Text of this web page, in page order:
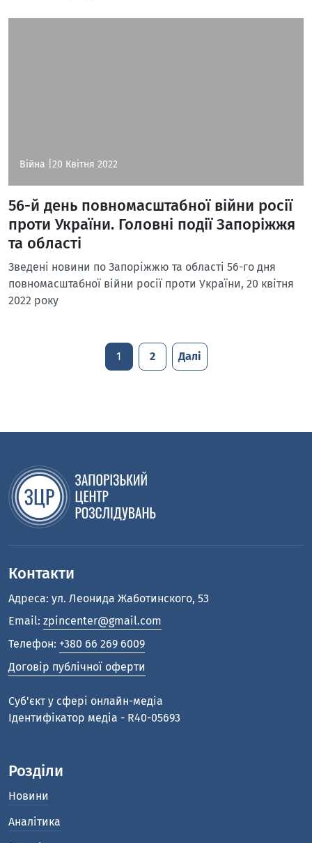
Війна | 20 Квітня 2022
56-й день повномасштабної війни росії
проти України. Головні події Запоріжжя
та області
Зведені новини по Запоріжжю та області 56-го дня
повномасштабної війни росії проти України, 20 квітня
2022 року
1 2 Далі
Контакти
Адреса: ул. Леонида Жаботинского, 53
Email: zpincenter@gmail.com
Телефон: +380 66 269 6009
Договір публічної оферти
Cуб'єкт у сфері онлайн-медіа
Ідентифікатор медіа - R40-05693
Розділи
Новини
Аналітика